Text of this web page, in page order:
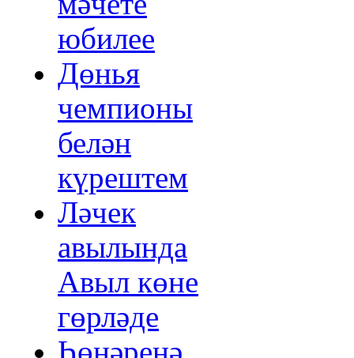
юбилее
Дөнья
чемпионы
белән
күрештем
Ләчек
авылында
Авыл көне
гөрләде